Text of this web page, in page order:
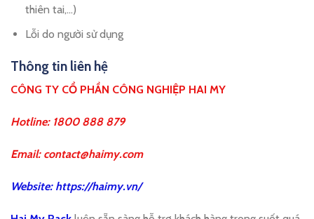
thiên tai,…)
Lỗi do người sử dụng
Thông tin liên hệ
CÔNG TY CỔ PHẦN CÔNG NGHIỆP HAI MY
Hotline: 1800 888 879
Email: contact@haimy.com
Website: https://haimy.vn/